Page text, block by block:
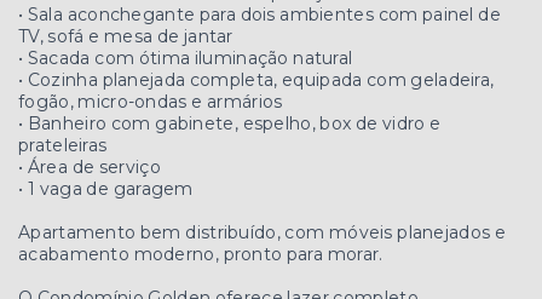
• Sala aconchegante para dois ambientes com painel de
TV, sofá e mesa de jantar
• Sacada com ótima iluminação natural
• Cozinha planejada completa, equipada com geladeira,
fogão, micro-ondas e armários
• Banheiro com gabinete, espelho, box de vidro e
prateleiras
• Área de serviço
• 1 vaga de garagem
Apartamento bem distribuído, com móveis planejados e
acabamento moderno, pronto para morar.